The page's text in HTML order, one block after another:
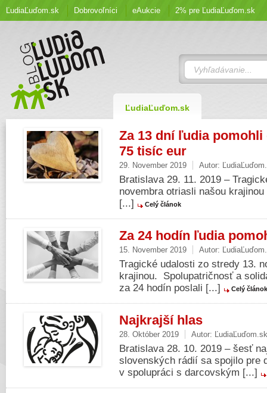
ĽudiaĽuďom.sk Dobrovoľníci eAukcie 2% pre ĽudiaĽuďom.sk
ĽudiaĽuďom.sk
Za 13 dní ľudia
75 tisíc eur
29. November 2019 Autor:
Bratislava 29. 11. 2019 –
novembra otriasli našou
[...]
Celý článok
Za 24 hodín ľudia
15. November 2019 Autor:
Tragické udalosti zo stredy 13.
krajinou. Spolupatričnosť a
za 24 hodín poslali [...]
Celý článok
Najkrajší hlas
28. Október 2019 Autor: ĽudiaĽuďom.sk
Bratislava 28. 10. 2019 – šesť
slovenských rádií sa spojilo pre
v spolupráci s darcovským [...]